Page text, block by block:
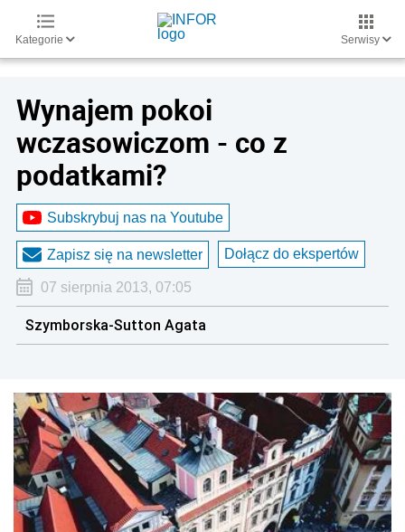
Kategorie Serwisy
Wynajem pokoi
wczasowiczom - co z
podatkami?
Subskrybuj nas na Youtube
Zapisz się na newsletter Dołącz do ekspertów
07 sierpnia 2013, 07:05
Szymborska-Sutton Agata